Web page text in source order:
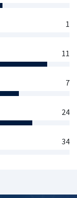
1
11
7
24
34